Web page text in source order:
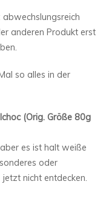
anderen Produkt erst
so alles in der
(Orig. Größe 80g
es ist halt weiße
oder
nicht entdecken.